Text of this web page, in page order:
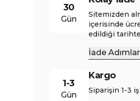
30
Gün
Sitemizden
içerisinde
edildiği
İade
1-3
Gün
Kargo
Siparişin 1-3